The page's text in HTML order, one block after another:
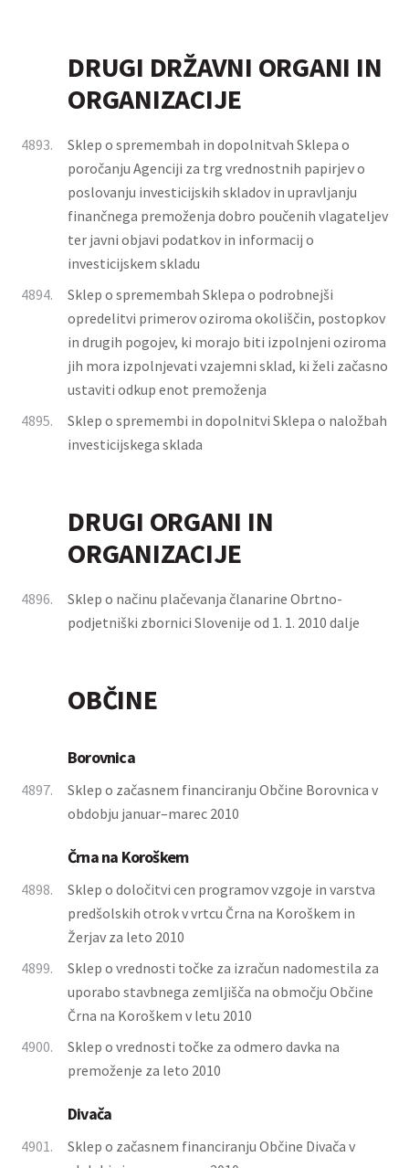
DRUGI DRŽAVNI ORGANI IN
ORGANIZACIJE
4893.
Sklep o spremembah in dopolnitvah Sklepa o
poročanju Agenciji za trg vrednostnih papirjev o
poslovanju investicijskih skladov in upravljanju
finančnega premoženja dobro poučenih vlagateljev
ter javni objavi podatkov in informacij o
investicijskem skladu
4894.
Sklep o spremembah Sklepa o podrobnejši
opredelitvi primerov oziroma okoliščin, postopkov
in drugih pogojev, ki morajo biti izpolnjeni oziroma
jih mora izpolnjevati vzajemni sklad, ki želi začasno
ustaviti odkup enot premoženja
4895.
Sklep o spremembi in dopolnitvi Sklepa o naložbah
investicijskega sklada
DRUGI ORGANI IN
ORGANIZACIJE
4896.
Sklep o načinu plačevanja članarine Obrtno-
podjetniški zbornici Slovenije od 1. 1. 2010 dalje
OBČINE
Borovnica
4897.
Sklep o začasnem financiranju Občine Borovnica v
obdobju januar–marec 2010
Črna na Koroškem
4898.
Sklep o določitvi cen programov vzgoje in varstva
predšolskih otrok v vrtcu Črna na Koroškem in
Žerjav za leto 2010
4899.
Sklep o vrednosti točke za izračun nadomestila za
uporabo stavbnega zemljišča na območju Občine
Črna na Koroškem v letu 2010
4900.
Sklep o vrednosti točke za odmero davka na
premoženje za leto 2010
Divača
4901.
Sklep o začasnem financiranju Občine Divača v